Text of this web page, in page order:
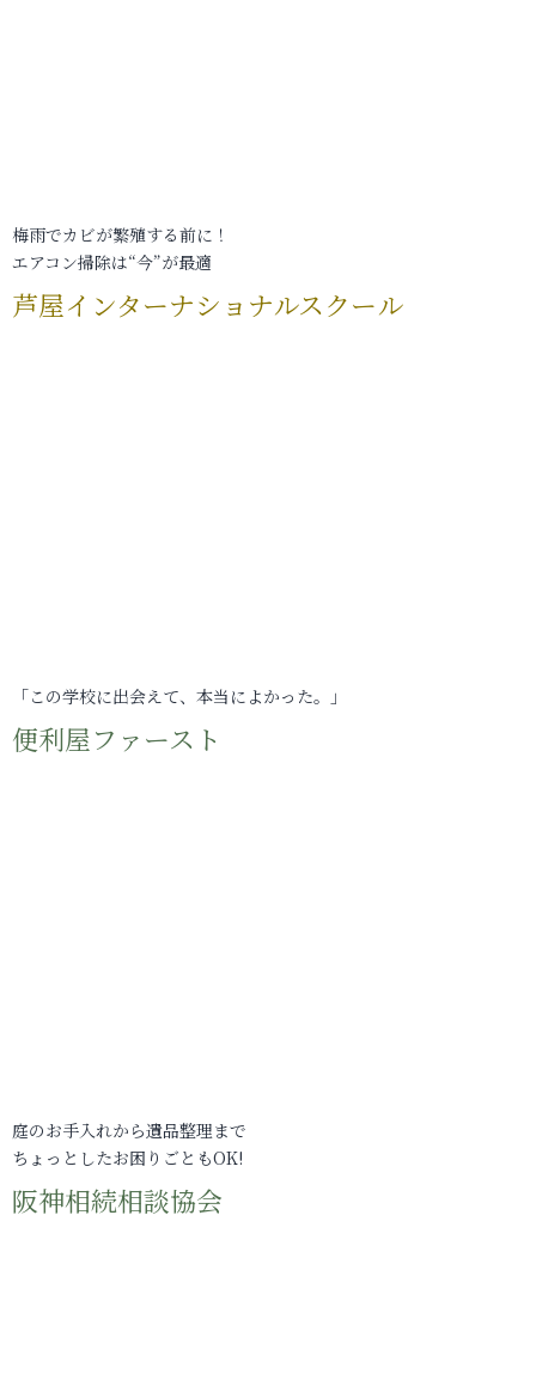
梅雨でカビが繁殖する前に！
エアコン掃除は“今”が最適
芦屋インターナショナルスクール
「この学校に出会えて、本当によかった。」
便利屋ファースト
庭のお手入れから遺品整理まで
ちょっとしたお困りごともOK!
阪神相続相談協会